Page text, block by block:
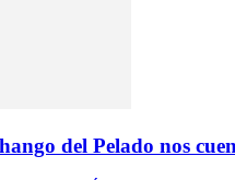
del Pelado nos